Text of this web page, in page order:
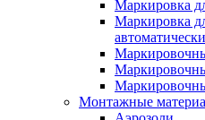
Маркировка
Маркировка
Монтажные